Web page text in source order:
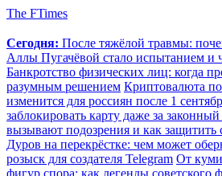
The FTimes
Сегодня: После тяжёлой травмы:
Аллы Пугачёвой стало испытанием и
Банкротство физических лиц: когда
разумным решением Криптовалюта
изменится для россиян после 1
заблокировать карту даже за
вызывают подозрения и как защитить
Дуров на перекрёстке: чем может
розыск для создателя Telegram От
фигур спора: как легенды советского